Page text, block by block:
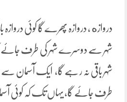
دروازه ، دروازہ پھرے گا کوئی
شہر سے دوسرے شہر کی طرف جائے
شہر باقی نہ ر ہے گا، ایک آسمان
طرف جائے گا، یہاں تک کہ کوئی